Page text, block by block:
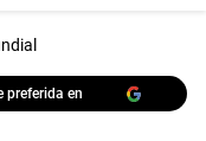
preferida en